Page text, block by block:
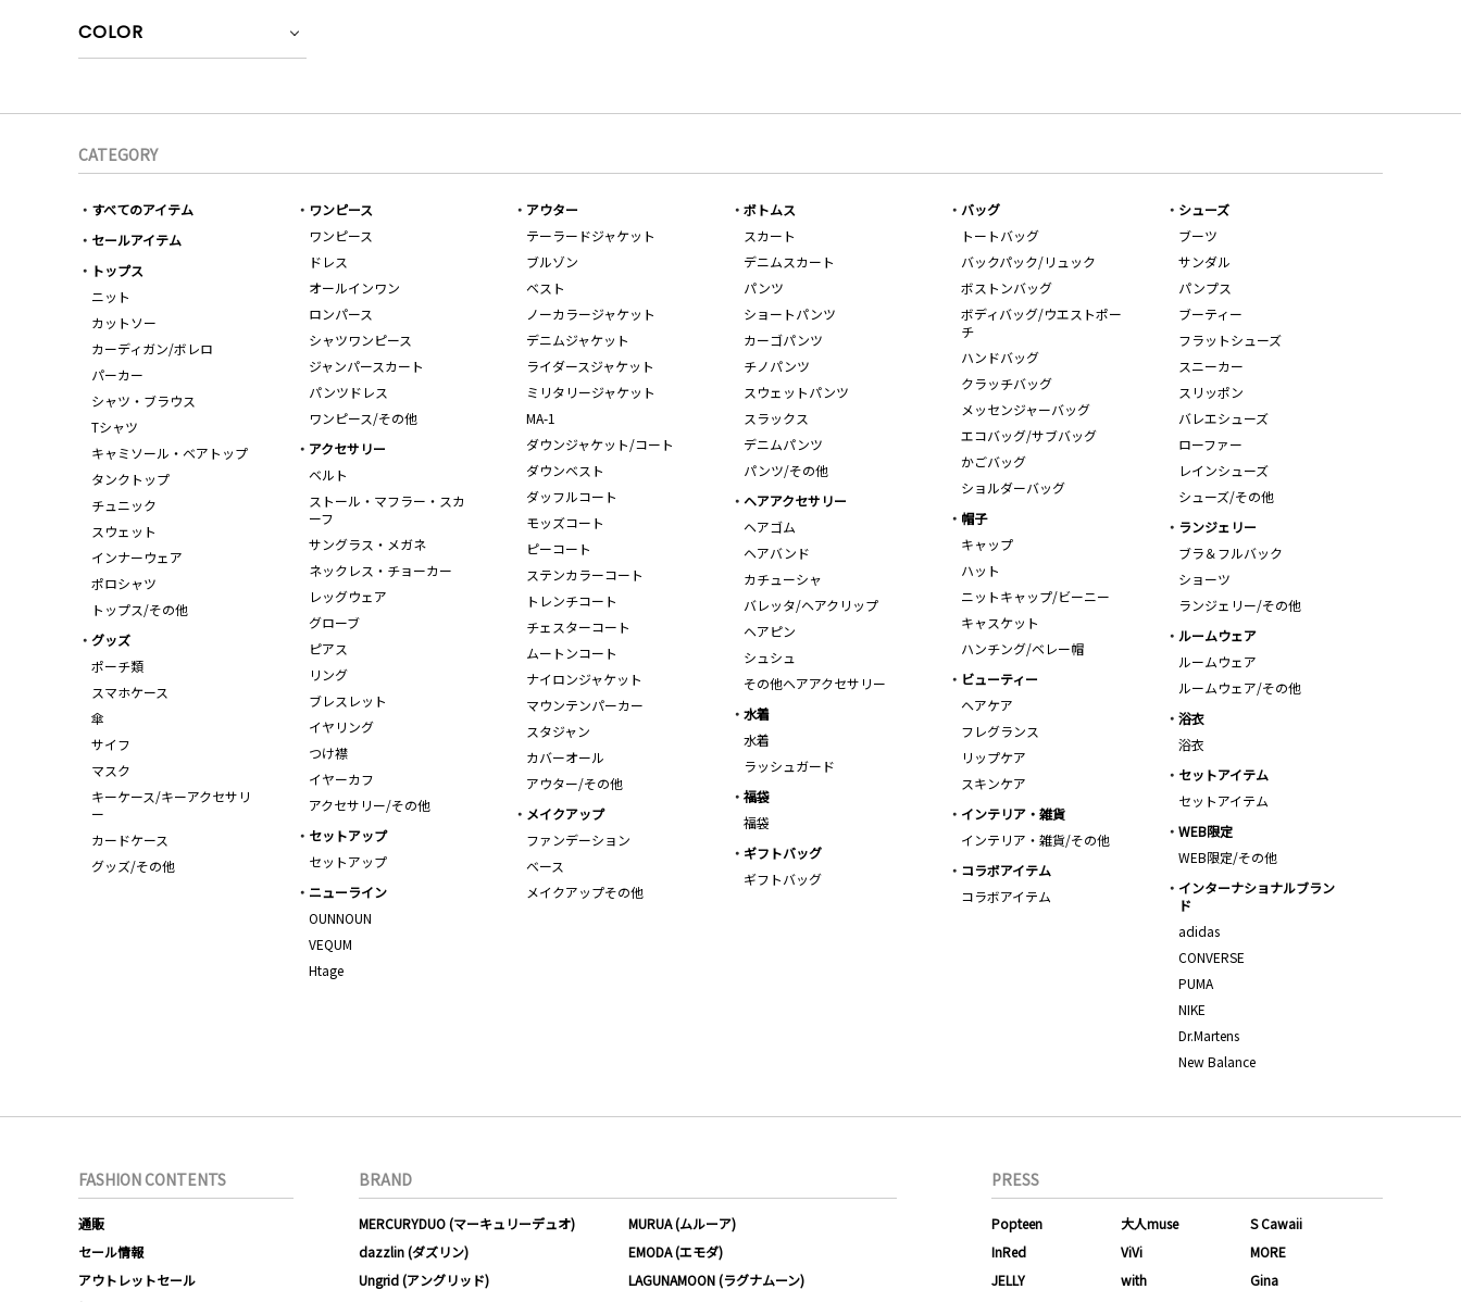
COLOR
CATEGORY
すべてのアイテム
セールアイテム
トップス
ニット
カットソー
カーディガン/ボレロ
パーカー
シャツ・ブラウス
Tシャツ
キャミソール・ベアトップ
タンクトップ
チュニック
スウェット
インナーウェア
ポロシャツ
トップス/その他
ワンピース
ワンピース
ドレス
オールインワン
ロンパース
シャツワンピース
ジャンパースカート
パンツドレス
ワンピース/その他
アウター
テーラードジャケット
ブルゾン
ベスト
ノーカラージャケット
デニムジャケット
ライダースジャケット
ミリタリージャケット
MA-1
ダウンジャケット/コート
ダウンベスト
ダッフルコート
モッズコート
ピーコート
ステンカラーコート
トレンチコート
チェスターコート
ムートンコート
ナイロンジャケット
マウンテンパーカー
スタジャン
カバーオール
アウター/その他
ボトムス
スカート
デニムスカート
パンツ
ショートパンツ
カーゴパンツ
チノパンツ
スウェットパンツ
スラックス
デニムパンツ
パンツ/その他
バッグ
トートバッグ
バックパック/リュック
ボストンバッグ
ボディバッグ/ウエストポー
チ
ハンドバッグ
クラッチバッグ
メッセンジャーバッグ
エコバッグ/サブバッグ
かごバッグ
ショルダーバッグ
シューズ
ブーツ
サンダル
パンプス
ブーティー
フラットシューズ
スニーカー
スリッポン
バレエシューズ
ローファー
レインシューズ
シューズ/その他
アクセサリー
ベルト
ストール・マフラー・スカ
ーフ
サングラス・メガネ
ネックレス・チョーカー
レッグウェア
グローブ
ピアス
リング
ブレスレット
イヤリング
つけ襟
イヤーカフ
アクセサリー/その他
ヘアアクセサリー
ヘアゴム
ヘアバンド
カチューシャ
バレッタ/ヘアクリップ
ヘアピン
シュシュ
その他ヘアアクセサリー
帽子
キャップ
ハット
ニットキャップ/ビーニー
キャスケット
ハンチング/ベレー帽
ランジェリー
ブラ＆フルバック
ショーツ
ランジェリー/その他
ルームウェア
ルームウェア
ルームウェア/その他
グッズ
ポーチ類
スマホケース
傘
サイフ
マスク
キーケース/キーアクセサリ
ー
カードケース
グッズ/その他
ビューティー
ヘアケア
フレグランス
リップケア
スキンケア
水着
水着
ラッシュガード
浴衣
浴衣
セットアイテム
セットアイテム
福袋
福袋
メイクアップ
ファンデーション
ベース
メイクアップその他
インテリア・雑貨
インテリア・雑貨/その他
WEB限定
WEB限定/その他
セットアップ
セットアップ
ギフトバッグ
ギフトバッグ
コラボアイテム
コラボアイテム
インターナショナルブラン
ド
adidas
CONVERSE
PUMA
NIKE
Dr.Martens
New Balance
ニューライン
OUNNOUN
VEQUM
Htage
FASHION CONTENTS
通販
セール情報
アウトレットセール
BRAND
MERCURYDUO (マーキュリーデュオ)
MURUA (ムルーア)
dazzlin (ダズリン)
EMODA (エモダ)
Ungrid (アングリッド)
LAGUNAMOON (ラグナムーン)
PRESS
Popteen 大人muse
S Cawaii
InRed
ViVi
MORE
JELLY
with
Gina